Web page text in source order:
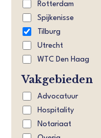
Rotterdam
Spijkenisse
Tilburg
Utrecht
WTC Den Haag
Vakgebieden
Advocatuur
Hospitality
Notariaat